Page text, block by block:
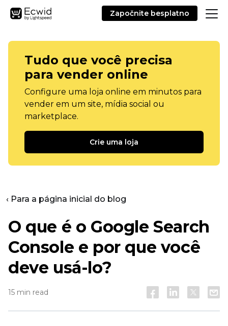
Započnite besplatno
Tudo que você precisa
para vender online
Configure uma loja online em minutos para
vender em um site, mídia social ou
marketplace.
Crie uma loja
‹ Para a página inicial do blog
O que é o Google Search
Console e por que você
deve usá-lo?
15 min read